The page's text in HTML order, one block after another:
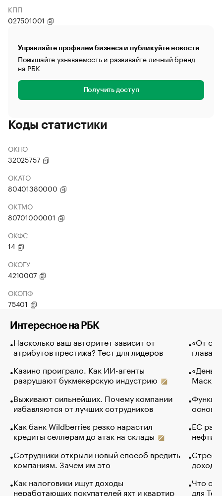
КПП
027501001
Управляйте профилем бизнеса и публикуйте новости
Повышайте узнаваемость и развивайте личный бренд
на РБК
Получить доступ
Коды статистики
ОКПО
32025757
ОКАТО
80401380000
ОКТМО
80701000001
ОКФС
14
ОКОГУ
4210007
ОКОПФ
75401
Интересное на РБК
Насколько ваш авторитет зависит от
атрибутов престижа? Тест для лидеров
Казино проиграло. Как ИИ-агенты
разрушают букмекерскую индустрию
Выживают сильнейших. Почему компании
избавляются от лучших сотрудников
Как банк Wildberries резко нарастил
кредиты селлерам до атак на склады
Сотрудники открыли новый способ вредить
компаниям. Зачем им это
Как налоговики ищут доходы
неработающих покупателей яхт и квартир
«От
глава
Маск в
основ
ЕС
нефти
Что
для